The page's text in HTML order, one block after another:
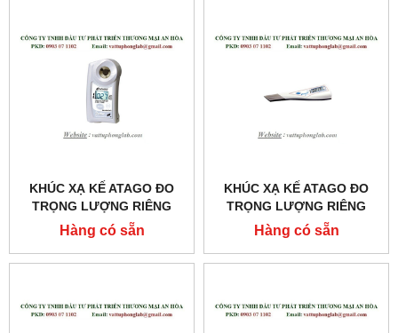
KHÚC XẠ KẾ ATAGO ĐO
TRỌNG LƯỢNG RIÊNG
NƯỚC TIỂU CỦA MÈO
MODEL:PAL-USG (CAT)
Hàng có sẵn
KHÚC XẠ KẾ ATAGO ĐO
TRỌNG LƯỢNG RIÊNG
CỦA NƯỚC TIỂU
MODEL:PEN-URINE S.G
Hàng có sẵn